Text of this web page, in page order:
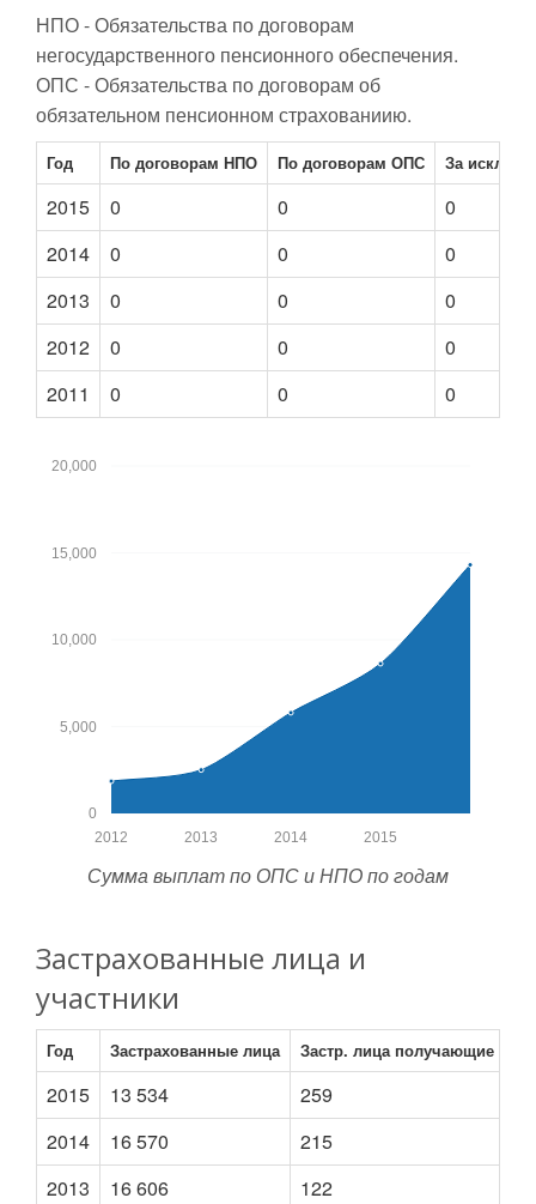
НПО - Обязательства по договорам
негосударственного пенсионного обеспечения.
ОПС - Обязательства по договорам об
обязательном пенсионном страхованиию.
Год По договорам НПО По договорам ОПС За
2015 0 0
0
2014
0 0
0
2013
0 0
0
2012
0 0
0
2011
0 0 0
0
5,000
10,000
15,000
20,000
2015
2014
2013
2012
Сумма выплат по ОПС и НПО по годам
Застрахованные лица и
участники
Год Застрахованные лица Застр. лица получающие
2015 13 534
259
2014
16 570
215
2013
16 606
122